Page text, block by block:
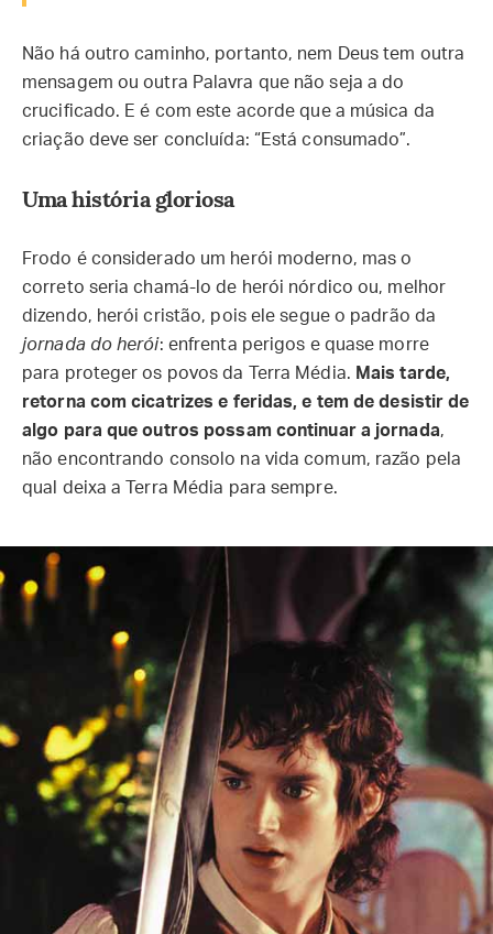
Não há outro caminho, portanto, nem Deus tem outra
mensagem ou outra Palavra que não seja a do
crucificado. E é com este acorde que a música da
criação deve ser concluída: “Está consumado”.
Uma história gloriosa
Frodo é considerado um herói moderno, mas o
correto seria chamá-lo de herói nórdico ou, melhor
dizendo, herói cristão, pois ele segue o padrão da
jornada do herói: enfrenta perigos e quase morre
para proteger os povos da Terra Média. Mais tarde,
retorna com cicatrizes e feridas, e tem de desistir de
algo para que outros possam continuar a jornada,
não encontrando consolo na vida comum, razão pela
qual deixa a Terra Média para sempre.